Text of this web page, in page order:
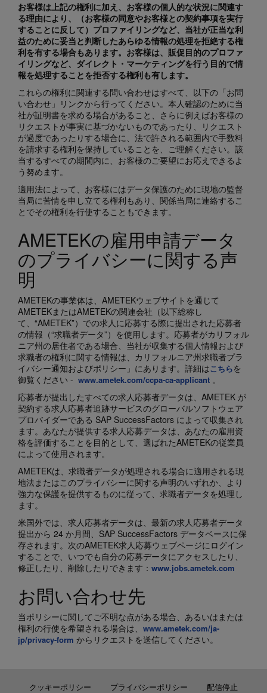
お客様は上記の権利に加え、お客様の個人的な状況に関連す
る理由により、（お客様の同意やお客様との契約事項を実行
することに反して）プロファイリングなど、当社が正当な利
益のために妥当と判断したあらゆる情報の処理を拒絶する権
利を有する場合もあります。お客様は、販促目的のプロファ
イリングなど、ダイレクト・マーケティングを行う目的で情
報を処理することを拒否する権利も有します。
これらの権利に関連する問い合わせはすべて、以下の「お問
い合わせ」リンクから行ってください。本人確認のために当
社が証明書を求める場合があること、さらに例えばお客様の
リクエストが事実に基づかないものであったり、リクエスト
が過度であったりする場合に、法で許される範囲内で手数料
を請求する権利を保持していることを、ご理解ください。該
当するすべての期間内に、お客様のご要望にお応えできるよ
う努めます。
適用法によって、お客様にはデータ保護のために現地の監督
当局に苦情を申し立てる権利もあり、関係当局に連絡するこ
とでその権利を行使することもできます。
AMETEKの雇用申請データ
のプライバシーに関する声
明
AMETEKの事業体は、AMETEKウェブサイトを通じて
AMETEKまたはAMETEKの関連会社（以下総称し
て、“AMETEK”）での求人に応募する際に提出された応募者
の情報（“求職者データ”）を使用します。応募者がカリフォル
ニア州の居住者である場合、当社が収集する個人情報および
求職者の権利に関する情報は、カリフォルニア州求職者プラ
イバシー通知およびポリシー」にあります。詳細はこちらを
御覧ください - www.ametek.com/ccpa-ca-applicant 。
応募者が提出したすべての求人応募者データは、AMETEK が
契約する求人応募者追跡サービスのグローバルソフトウェア
プロバイダーである SAP SuccessFactors によって収集され
ます。あなたが提供する求人応募データは、あなたの雇用資
格を評価することを目的として、選ばれたAMETEKの従業員
によって使用されます。
AMETEKは、求職者データが処理される場合に適用される現
地法またはこのプライバシーに関する声明のいずれか、より
強力な保護を提供するものに従って、求職者データを処理し
ます。
米国外では、求人応募者データは、最新の求人応募者データ
提出から 24 か月間、SAP SuccessFactors データベースに保
存されます。次のAMETEK求人応募ウェブページにログイン
することで、いつでも自分の応募データにアクセスしたり、
修正したり、削除したりできます： www.jobs.ametek.com
お問い合わせ先
当ポリシーに関してご不明な点がある場合、あるいはまたは
権利の行使を希望される場合は、 www.ametek.com/ja-
jp/privacy-form からリクエストを送信してください。
クッキーポリシー プライバシーポリシー 配信停止